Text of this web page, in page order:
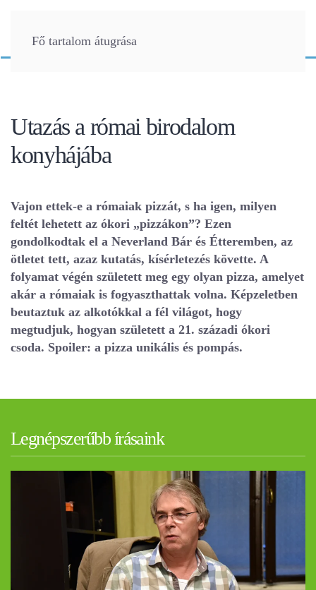
Fő tartalom átugrása
Utazás a római birodalom
konyhájába
Vajon ettek-e a rómaiak pizzát, s ha igen, milyen
feltét lehetett az ókori „pizzákon”? Ezen
gondolkodtak el a Neverland Bár és Étteremben, az
ötletet tett, azaz kutatás, kísérletezés követte. A
folyamat végén született meg egy olyan pizza, amelyet
akár a rómaiak is fogyaszthattak volna. Képzeletben
beutaztuk az alkotókkal a fél világot, hogy
megtudjuk, hogyan született a 21. századi ókori
csoda. Spoiler: a pizza unikális és pompás.
Legnépszerűbb írásaink